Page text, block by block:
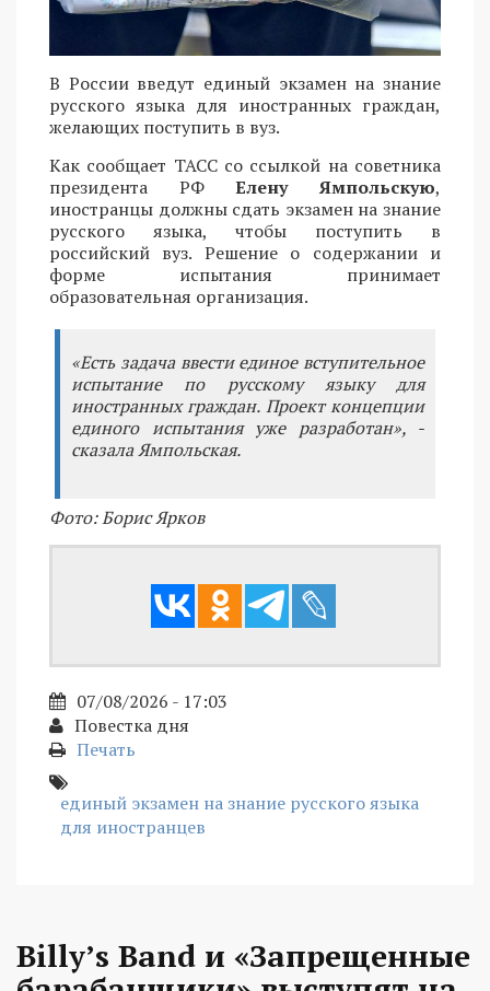
В России введут единый экзамен на знание
русского языка для иностранных граждан,
желающих поступить в вуз.
Как сообщает ТАСС со ссылкой на советника
президента РФЕлену Ямпольскую,
иностранцы должны сдать экзамен на знание
русского языка, чтобы поступить в
российский вуз. Решение о содержании и
форме испытания принимает
образовательная организация.
«Есть задача ввести единое вступительное
испытание по русскому языку для
иностранных граждан. Проект концепции
единого испытания уже разработан», -
сказала Ямпольская.
Фото: Борис Ярков
07/08/2026 - 17:03
Повестка дня
Печать
единый экзамен на знание русского языка
для иностранцев
Billy’s Band и «Запрещенные